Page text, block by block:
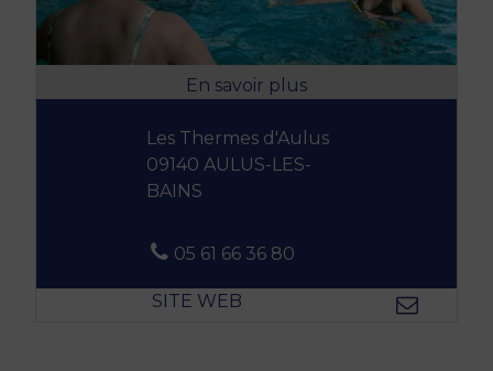
Les Thermes d'Aulus
09140 AULUS-LES-
BAINS
05 61 66 36 80